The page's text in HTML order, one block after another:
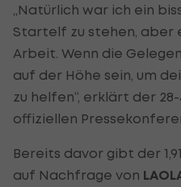
„Natürlich war ich ein
Startelf zu stehen, aber
Arbeit. Wenn die
auf der Höhe sein, um
zu helfen“, erklärt der
offiziellen
Bereits davor gibt der
auf Nachfrage von